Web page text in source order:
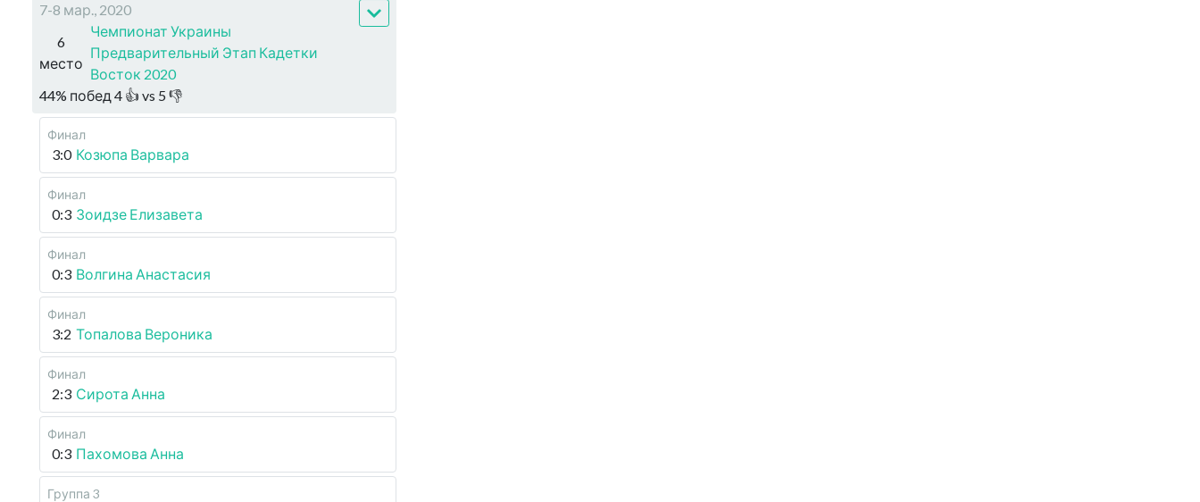
7-8 мар., 2020
6
место
Чемпионат Украины
Предварительный Этап Кадетки
Восток 2020
44% побед 4 👍 vs 5 👎
Финал
3:0 Козюпа Варвара
Финал
0:3 Зоидзе Елизавета
Финал
0:3 Волгина Анастасия
Финал
3:2 Топалова Вероника
Финал
2:3 Сирота Анна
Финал
0:3 Пахомова Анна
Группа 3